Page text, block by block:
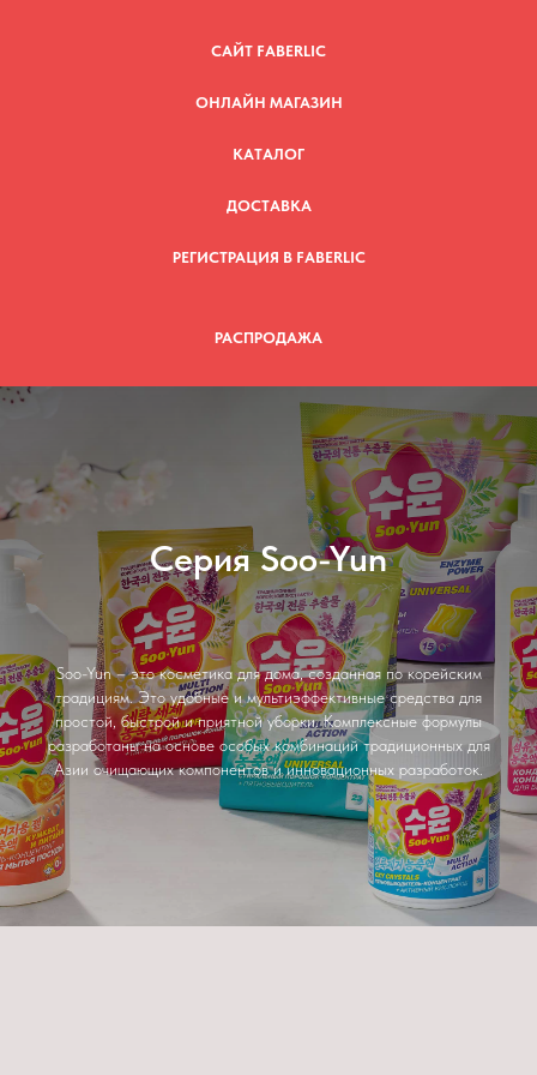
САЙТ FABERLIC
ОНЛАЙН МАГАЗИН
КАТАЛОГ
ДОСТАВКА
РЕГИСТРАЦИЯ В FABERLIC
РАСПРОДАЖА
Серия Soo-Yun
Soo-Yun – это косметика для дома, созданная по корейским
традициям. Это удобные и мультиэффективные средства для
простой, быстрой и приятной уборки. Комплексные формулы
разработаны на основе особых комбинаций традиционных для
Азии очищающих компонентов и инновационных разработок.